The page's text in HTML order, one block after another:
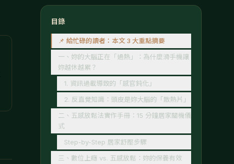
目錄
📌 給忙碌的讀者：本文 3 大重點摘要
一、妳的大腦正在「過熱」：為什麼滑手機讓
妳越休越累？
1. 資訊過載導致的「感官鈍化」
2. 反直覺知識：頭皮是妳大腦的「散熱片」
二、五感放鬆法實作手冊：15 分鐘居家關機儀
式
Step-by-Step 居家舒壓步驟
三、數位上癮 vs. 五感放鬆：妳的保養有效